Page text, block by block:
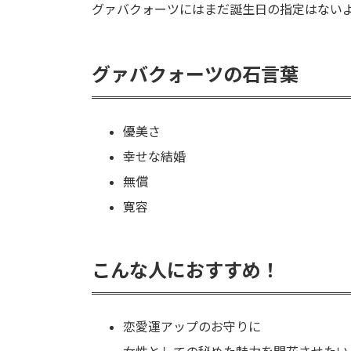
グァバクォーツにはまだ誕生日の指定はないよ
グァバクォーツの石言葉
優美さ
幸せな結婚
無償
寛容
こんな人におすすめ！
恋愛運アップのお守りに